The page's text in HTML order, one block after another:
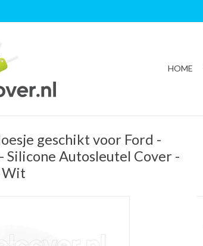
HOME
geschikt voor Ford -
Silicone Autosleutel Cover -
Wit